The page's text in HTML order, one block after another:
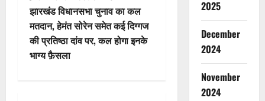
t
n
a
झारखंड विधानसभा चुनाव का कल
मतदान, हेमंत सोरेन समेत कई दिग्गज
की प्रतिष्ठा दांव पर, कल होगा इनके
भाग्य फ़ैसला
2025
December
2024
November
2024